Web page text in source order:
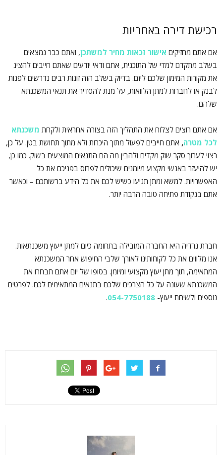
רכישת דירה באחריות
אם אתם מחזיקים אישור זכאות מחיר למשתכן, ואתם כבר נמצאים
בשלב מתקדם למדי של התוכנית, אתם ודאי יודעים שאתם חייבים להציג
את מקורות המימון שלכם ליזם. בדיוק בשלב הזה זוגות רבים נדרשים לפנות
לבנק או לחברות למתן הלוואות, על מנת להסדיר את תנאי המשכנתא
שלהם.
אם אתם רוצים לצלוח את התהליך הזה בצורה אחראית ולקחת משכנתא
לכל מטרה, אתם חייבים לפעול מתוך היכרות ולא מתוך תחושת בטן. על כן,
רצוי לערוך סקר שוק מקדים ולהבין מה הם התנאים המוצעים בשוק. כמו כן,
יש להיעזר באנשי מקצוע מיומנים שיכולים לפרוס בפניכם את כל
האפשרויות. למשא ומתן תגיעו כשיש לכם את כל הידע ברשותכם – וכאשר
אתם בנקודת פתיחה טובה הרבה יותר.
חברת נרדיה היא החברה המובילה בתחומה כיום למתן ייעוץ משכנתאות.
אנו מלווים את כל לקוחותינו לאורך שלבי החיפוש אחר המשכנתא
המתאימה, תוך מתן יעוץ מקצועי ומיומן. בסופו של יום אתם תבחרו את
המשכנתא שעונה על כל הצרכים שלכם בתנאים המתאימים לכם. לפרטים
נוספים ולשיחת ייעוץ- 054-7750188
.